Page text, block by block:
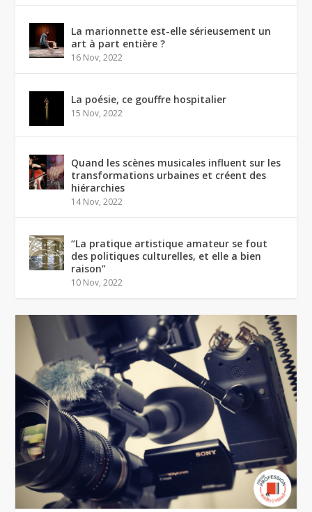
La marionnette est-elle sérieusement un
art à part entière ?
16 Nov, 2022
La poésie, ce gouffre hospitalier
15 Nov, 2022
Quand les scènes musicales influent sur les
transformations urbaines et créent des
hiérarchies
14 Nov, 2022
“La pratique artistique amateur se fout
des politiques culturelles, et elle a bien
raison”
10 Nov, 2022